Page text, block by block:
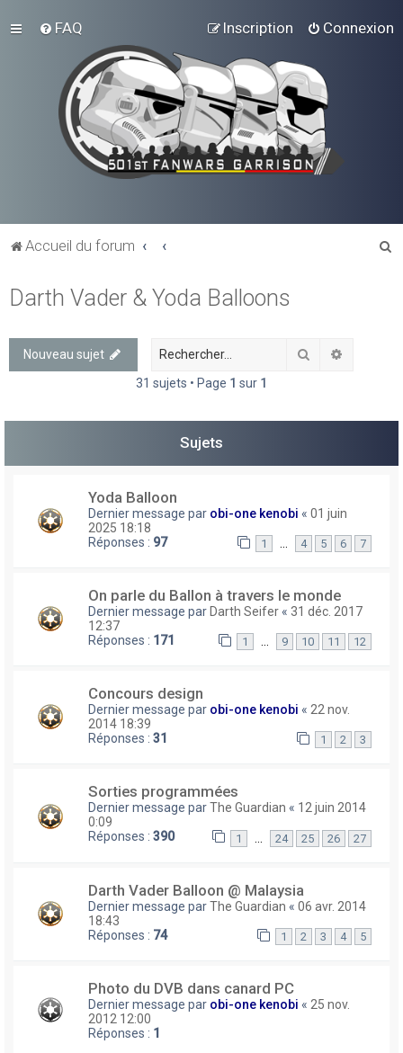
FAQ Connexion
Inscription
Accueil du forum
h
r
Darth Vader & Yoda Balloons
Nouveau sujet Rechercher
31 sujets • Page 1 sur 1
Sujets
Yoda Balloon
Dernier message par obi-one kenobi « 01 juin
2025 18:18
Réponses : 97 1 4 5 6 7
On parle du Ballon à travers le monde
Dernier message par Darth Seifer « 31 déc. 2017
12:37
Réponses : 171 1 … 9 10 11 12
Concours design
Dernier message par obi-one kenobi « 22 nov.
2014 18:39
Réponses : 31 1 2 3
Sorties programmées
Dernier message parThe Guardian « 12 juin 2014
0:09
Réponses : 390 1 24 25 26 27
Darth Vader Balloon @ Malaysia
Dernier message parThe Guardian « 06 avr. 2014
18:43
Réponses : 74 1 2 3 4 5
Photo du DVB dans canard PC
Dernier message par obi-one kenobi « 25 nov.
2012 12:00
Réponses : 1